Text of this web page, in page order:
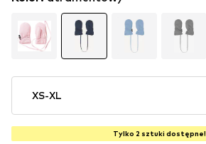
XS-XL
Tylko 2 sztuki dostępne!